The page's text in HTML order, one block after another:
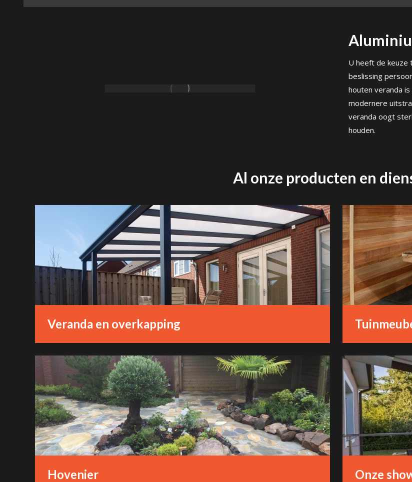
U heeft de keuze
beslissing
houten veranda
modernere
veranda oogt
houden.
Al onze producten en
Veranda en overkapping
Hovenier Onze